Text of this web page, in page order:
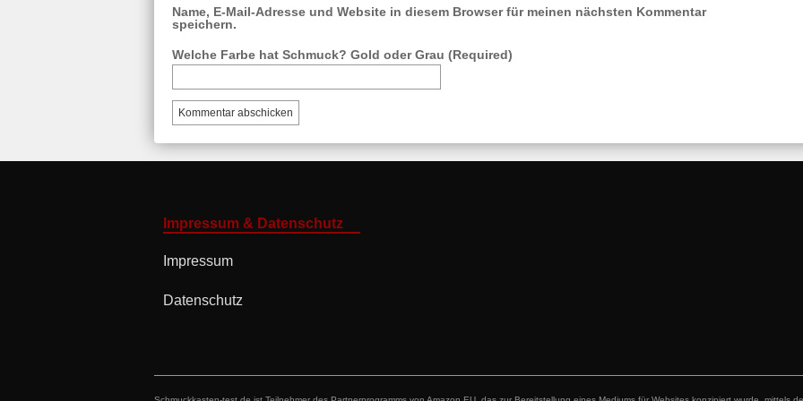
Name, E-Mail-Adresse und Website in diesem Browser für meinen nächsten Kommentar
speichern.
Welche Farbe hat Schmuck? Gold oder Grau (Required)
Impressum & Datenschutz
Impressum
Datenschutz